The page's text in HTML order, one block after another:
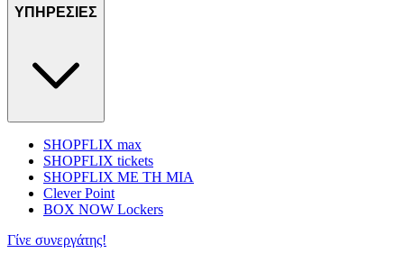
ΥΠΗΡΕΣΙΕΣ
SHOPFLIX max
SHOPFLIX tickets
SHOPFLIX ΜΕ ΤΗ ΜΙΑ
Clever Point
BOX NOW Lockers
Γίνε συνεργάτης!